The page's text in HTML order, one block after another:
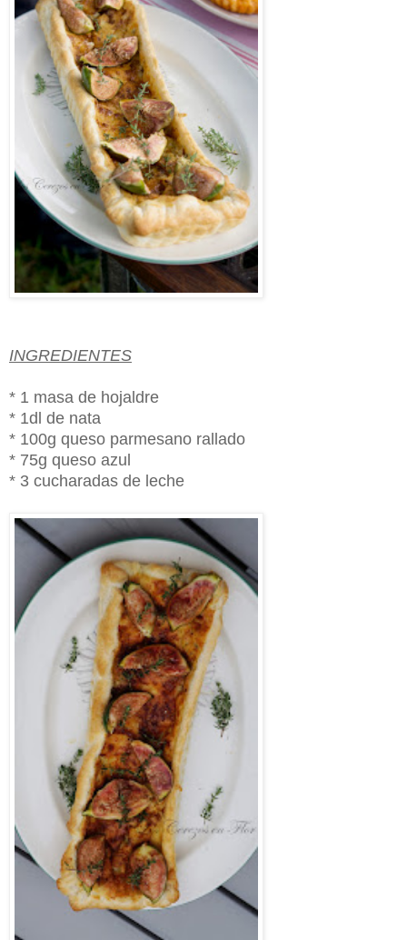
INGREDIENTES
* 1 masa de hojaldre
* 1dl de nata
* 100g queso parmesano rallado
* 75g queso azul
* 3 cucharadas de leche